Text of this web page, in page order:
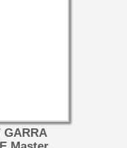
GARRA